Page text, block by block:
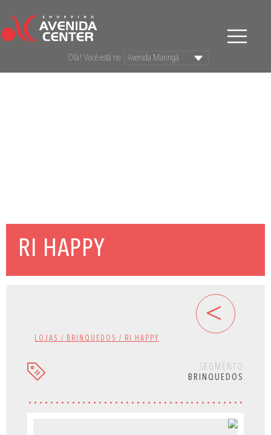
Olá! Você está no
RI HAPPY
LOJAS / BRINQUEDOS / RI HAPPY
<
SEGMENTO
BRINQUEDOS